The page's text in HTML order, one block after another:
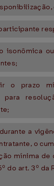
isonômica
o prazo
para
a
o
mínima
do art. 3º da